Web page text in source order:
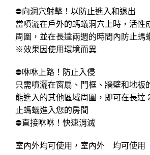
⛔向洞穴射擊！以防止進入和退出
當噴灑在戶外的螞蟻洞穴上時，活性
周圍，並在長達兩週的時間內防止螞
※效果因使用環境而異
⛔咻咻上路！防止入侵
只需噴灑在窗扇、門框、牆壁和地板
能進入的其他區域周圍，即可在長達
止螞蟻進入您的房間
⛔直接咻咻！快速消滅
室內外均可使用，室內外 均可使用